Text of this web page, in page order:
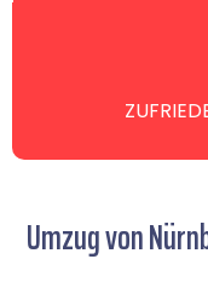
Umzug von